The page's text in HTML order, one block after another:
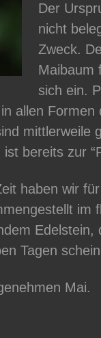
Der
nicht
Zweck.
Maibaum
sich ein.
allen Formen
mittlerweile
bereits zur
haben wir
im
Edelstein,
Tagen
Mai.